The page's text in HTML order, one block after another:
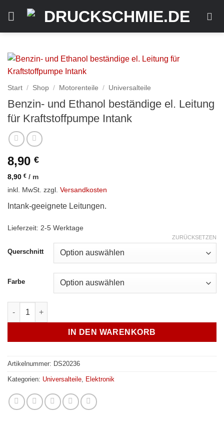
Inhalt
springen
Start / Shop / Motorenteile / Universalteile
Benzin- und Ethanol beständige el. Leitung
für Kraftstoffpumpe Intank
8,90 €
8,90 € / m
inkl. MwSt. zzgl. Versandkosten
Intank-geeignete Leitungen.
Lieferzeit: 2-5 Werktage
Querschnitt
Farbe
ZURÜCKSETZEN
Benzin- und Ethanol beständige el. Leitung für
IN DEN WARENKORB
Artikelnummer: DS20236
Kategorien: Universalteile, Elektronik